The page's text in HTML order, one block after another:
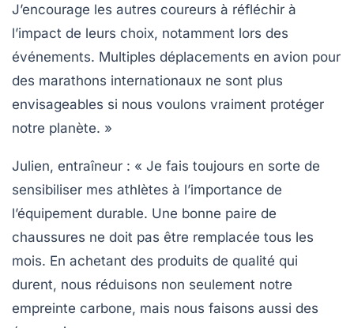
J’encourage les autres coureurs à réfléchir à
l’impact de leurs choix, notamment lors des
événements. Multiples déplacements en avion pour
des marathons internationaux ne sont plus
envisageables si nous voulons vraiment protéger
notre planète. »
Julien, entraîneur : « Je fais toujours en sorte de
sensibiliser mes athlètes à l’importance de
l’équipement durable. Une bonne paire de
chaussures ne doit pas être remplacée tous les
mois. En achetant des produits de qualité qui
durent, nous réduisons non seulement notre
empreinte carbone, mais nous faisons aussi des